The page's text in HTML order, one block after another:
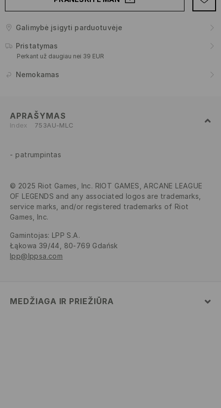
Galimybė įsigyti parduotuvėje
Pristatymas
Perkant už daugiau nei 39 EUR
Nemokamas
APRAŠYMAS
Index 753AU-MLC
patrumpintas
© 2025 Riot Games, Inc. RIOT GAMES, ARCANE LEAGUE
OF LEGENDS and any associated logos are trademarks,
service marks, and/or registered trademarks of Riot
Games, Inc.
Gamintojas: LPP S.A.
Łąkowa 39/44, 80-769 Gdańsk
lpp@lppsa.com
MEDŽIAGA IR PRIEŽIŪRA